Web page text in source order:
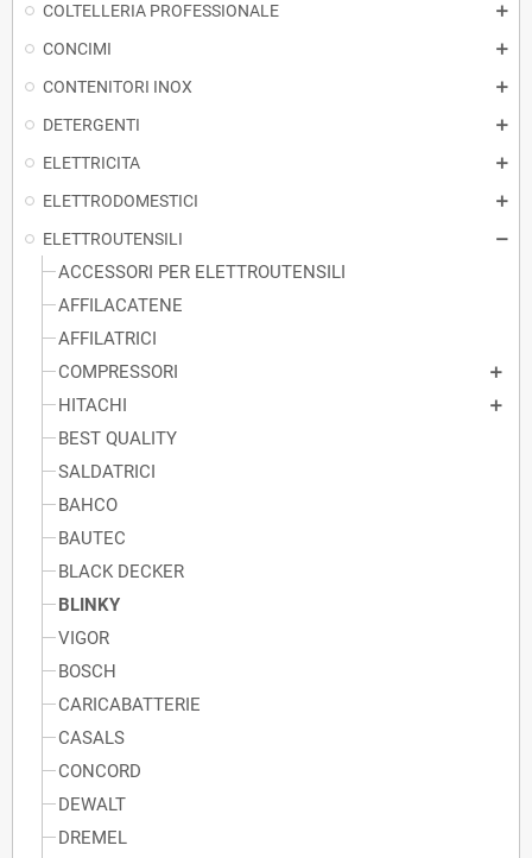
COLTELLERIA PROFESSIONALE
CONCIMI
CONTENITORI INOX
DETERGENTI
ELETTRICITA
ELETTRODOMESTICI
ELETTROUTENSILI
ACCESSORI PER ELETTROUTENSILI
AFFILACATENE
AFFILATRICI
COMPRESSORI
HITACHI
BEST QUALITY
SALDATRICI
BAHCO
BAUTEC
BLACK DECKER
BLINKY
VIGOR
BOSCH
CARICABATTERIE
CASALS
CONCORD
DEWALT
DREMEL